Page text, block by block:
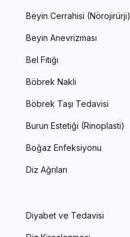
Beyin Cerrahisi (Nörojirürji)
Beyin Anevrizması
Bel Fıtığı
Böbrek Nakli
Böbrek Taşı Tedavisi
Burun Estetiği (Rinoplasti)
Boğaz Enfeksiyonu
Diz Ağrıları
Diyabet ve Tedavisi